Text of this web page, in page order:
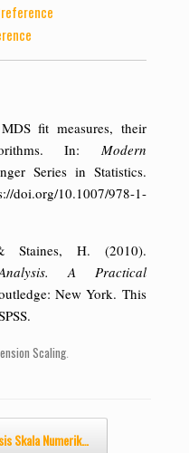
fit measures, their
In: Modern
Series in Statistics.
doi.org/10.1007/978-1-
Staines, H. (2010).
A Practical
New York. This
Scaling.
Skala Numerik…